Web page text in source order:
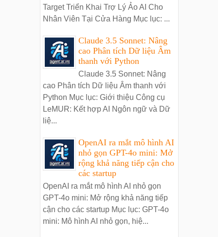
Target Triển Khai Trợ Lý Ảo AI Cho
Nhân Viên Tại Cửa Hàng Mục lục: ...
Claude 3.5 Sonnet: Nâng
cao Phân tích Dữ liệu Âm
thanh với Python
Claude 3.5 Sonnet: Nâng
cao Phân tích Dữ liệu Âm thanh với
Python Mục lục: Giới thiệu Công cụ
LeMUR: Kết hợp AI Ngôn ngữ và Dữ
liệ...
OpenAI ra mắt mô hình AI
nhỏ gọn GPT-4o mini: Mở
rộng khả năng tiếp cận cho
các startup
OpenAI ra mắt mô hình AI nhỏ gọn
GPT-4o mini: Mở rộng khả năng tiếp
cận cho các startup Mục lục: GPT-4o
mini: Mô hình AI nhỏ gọn, hiệ...